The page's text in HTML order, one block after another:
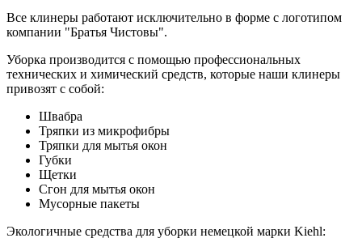
Все клинеры работают исключительно в форме с логотипом
компании "Братья Чистовы".
Уборка производится с помощью профессиональных
технических и химический средств, которые наши клинеры
привозят с собой:
Швабра
Тряпки из микрофибры
Тряпки для мытья окон
Губки
Щетки
Сгон для мытья окон
Мусорные пакеты
Экологичные средства для уборки немецкой марки Kiehl: